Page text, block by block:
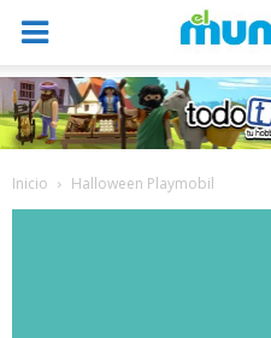
Inicio Halloween Playmobil